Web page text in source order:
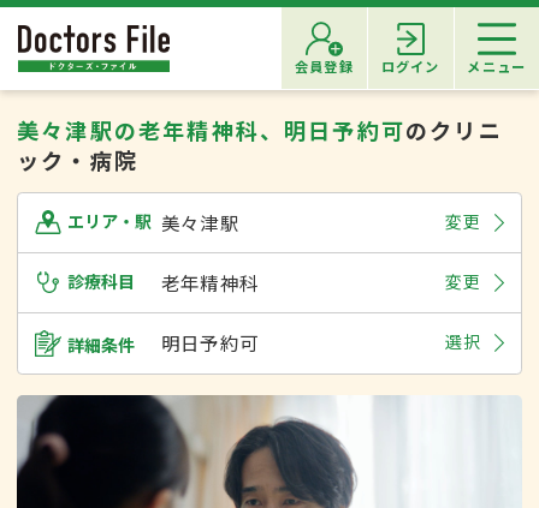
会員登録 ログイン メニュー
美々津駅の老年精神科、明日予約可のクリニ
ック・病院
エリア・駅 美々津駅 変更
診療科目 老年精神科 変更
詳細条件 明日予約可 選択